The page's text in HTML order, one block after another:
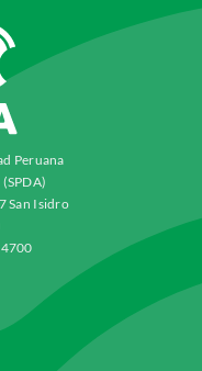
Peruana
San Isidro